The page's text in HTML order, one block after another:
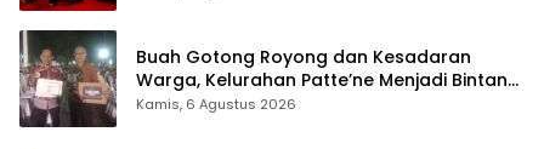
Buah Gotong Royong dan Kesadaran
Warga, Kelurahan Patte’ne Menjadi Bintang
Takalar Award 2026
Kamis, 6 Agustus 2026